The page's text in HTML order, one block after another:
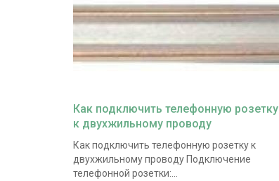
Как подключить телефонную розетку
к двухжильному проводу
Как подключить телефонную розетку к
двухжильному проводу Подключение
телефонной розетки:...